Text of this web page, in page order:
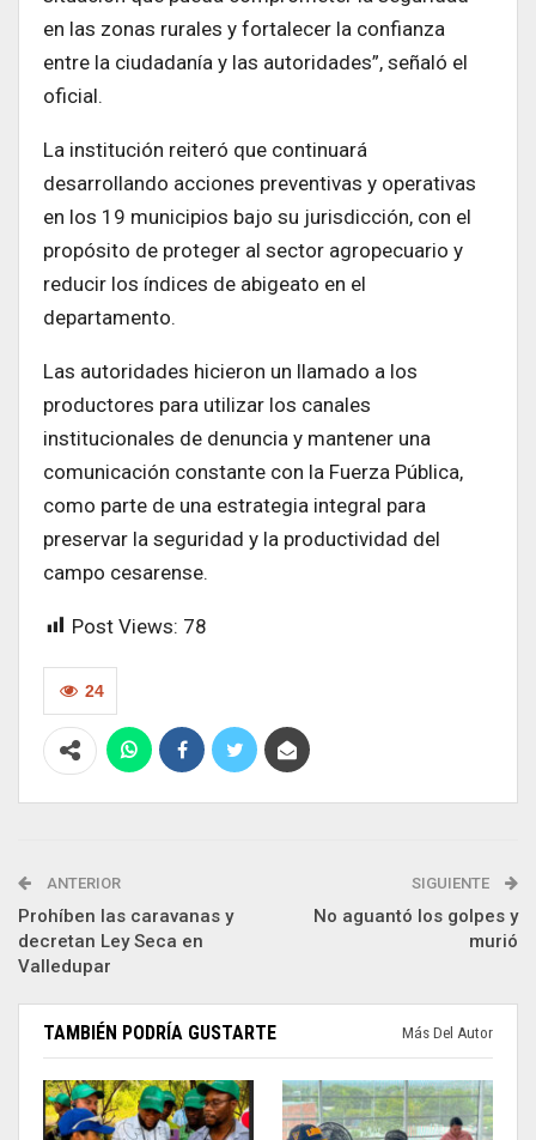
en las zonas rurales y fortalecer la confianza
entre la ciudadanía y las autoridades”, señaló el
oficial.
La institución reiteró que continuará
desarrollando acciones preventivas y operativas
en los 19 municipios bajo su jurisdicción, con el
propósito de proteger al sector agropecuario y
reducir los índices de abigeato en el
departamento.
Las autoridades hicieron un llamado a los
productores para utilizar los canales
institucionales de denuncia y mantener una
comunicación constante con la Fuerza Pública,
como parte de una estrategia integral para
preservar la seguridad y la productividad del
campo cesarense.
Post Views: 78
24
ANTERIOR
Prohíben las caravanas y
decretan Ley Seca en
Valledupar
SIGUIENTE
No aguantó los golpes y
murió
TAMBIÉN PODRÍA GUSTARTE Más Del Autor